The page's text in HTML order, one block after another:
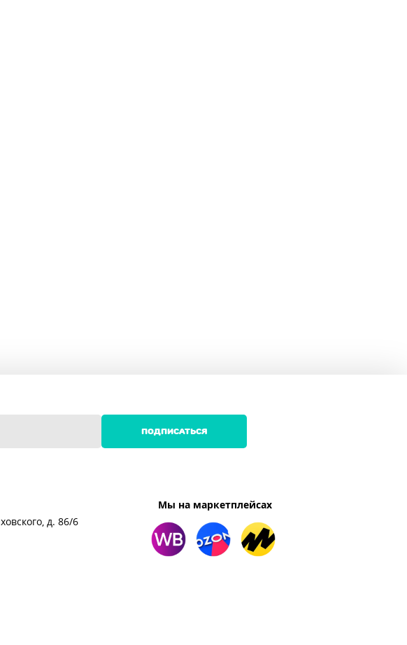
ПОДПИСАТЬСЯ
д. 86/6
Мы на маркетплейсах